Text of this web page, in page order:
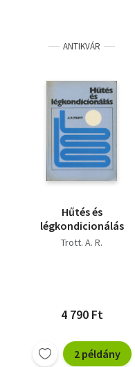
ANTIKVÁR
Hűtés és
légkondicionálás
Trott. A. R.
4 790 Ft
2 példány